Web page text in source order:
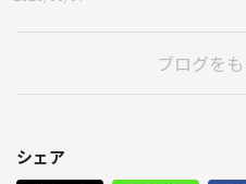
ブログを
シェア